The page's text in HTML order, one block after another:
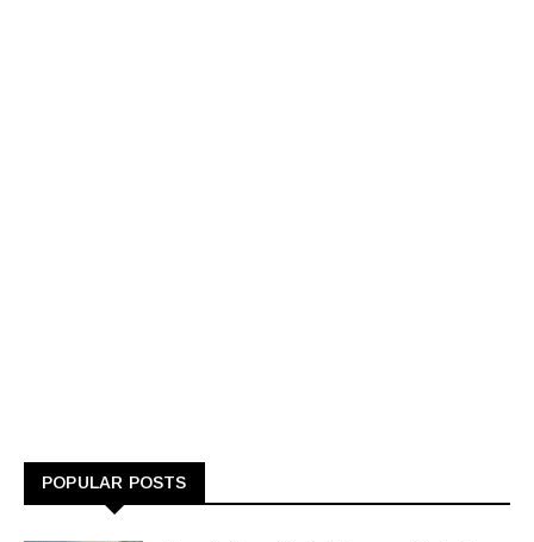
POPULAR POSTS